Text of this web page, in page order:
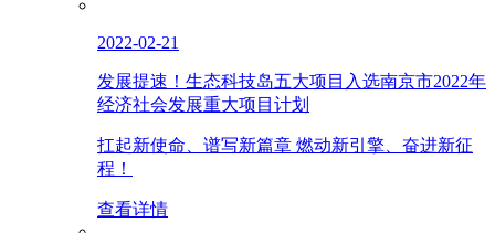
2022-02-21
发展提速！生态科技岛五大项目入选南京市2022年
经济社会发展重大项目计划
扛起新使命、谱写新篇章 燃动新引擎、奋进新征
程！
查看详情